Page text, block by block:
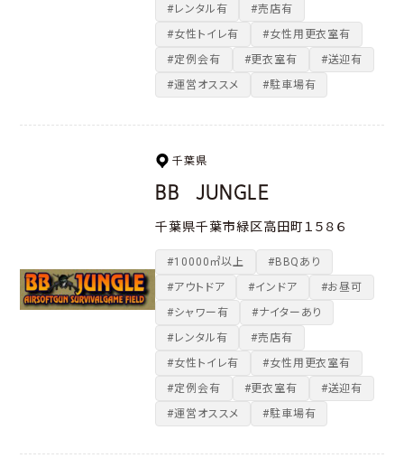
#レンタル有
#売店有
#女性トイレ有
#女性用更衣室有
#定例会有
#更衣室有
#送迎有
#運営オススメ
#駐車場有
千葉県
BB JUNGLE
千葉県千葉市緑区高田町１５８６
#10000㎡以上
#BBQあり
#アウトドア
#インドア
#お昼可
#シャワー有
#ナイターあり
#レンタル有
#売店有
#女性トイレ有
#女性用更衣室有
#定例会有
#更衣室有
#送迎有
#運営オススメ
#駐車場有